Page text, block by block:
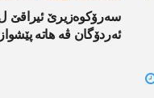
سەرۆکوەزیرێ ئیراقێ ل
ئەردۆگان ڤە ھاتە